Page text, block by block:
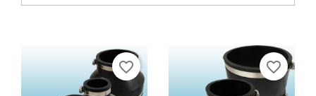
favorite_border favorite_border